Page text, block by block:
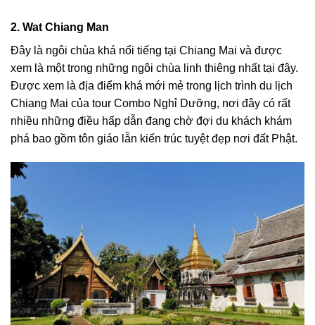
2. Wat Chiang Man
Đây là ngôi chùa khá nổi tiếng tại Chiang Mai và được
xem là một trong những ngôi chùa linh thiêng nhất tại đây.
Được xem là địa điểm khá mới mẻ trong lịch trình du lịch
Chiang Mai của tour Combo Nghỉ Dưỡng, nơi đây có rất
nhiều những điều hấp dẫn đang chờ đợi du khách khám
phá bao gồm tôn giáo lẫn kiến trúc tuyệt đẹp nơi đất Phật.